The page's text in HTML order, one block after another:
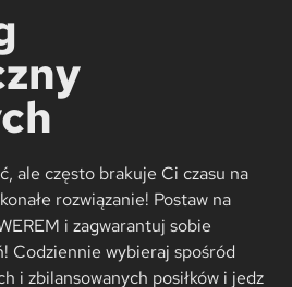
ale często brakuje Ci czasu na
rozwiązanie! Postaw na
i zagwarantuj sobie
Codziennie wybieraj spośród
i zbilansowanych posiłków i jedz